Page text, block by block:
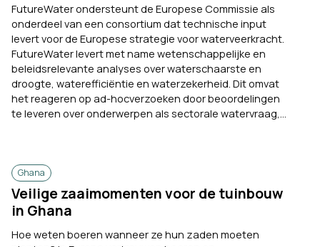
FutureWater ondersteunt de Europese Commissie als
onderdeel van een consortium dat technische input
levert voor de Europese strategie voor waterveerkracht.
FutureWater levert met name wetenschappelijke en
beleidsrelevante analyses over waterschaarste en
droogte, waterefficiëntie en waterzekerheid. Dit omvat
het reageren op ad-hocverzoeken door beoordelingen
te leveren over onderwerpen als sectorale watervraag,...
Ghana
Veilige zaaimomenten voor de tuinbouw
in Ghana
Hoe weten boeren wanneer ze hun zaden moeten